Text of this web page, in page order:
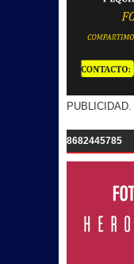
PUBLICIDAD.
8682445785